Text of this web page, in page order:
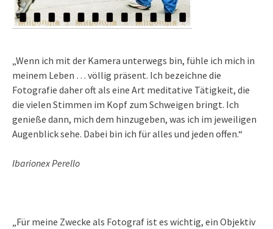
„Wenn ich mit der Kamera unterwegs bin, fühle ich mich in
meinem Leben … völlig präsent. Ich bezeichne die
Fotografie daher oft als eine Art meditative Tätigkeit, die
die vielen Stimmen im Kopf zum Schweigen bringt. Ich
genieße dann, mich dem hinzugeben, was ich im jeweiligen
Augenblick sehe. Dabei bin ich für alles und jeden offen.“
Ibarionex Perello
„Für meine Zwecke als Fotograf ist es wichtig, ein Objektiv